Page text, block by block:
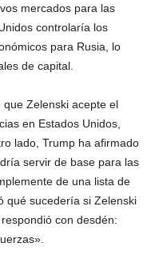
mercados para las
controlaría los
para Rusia, lo
de capital.
Zelenski acepte el
en Estados Unidos,
lado, Trump ha afirmado
servir de base para las
de una lista de
qué sucedería si Zelenski
con desdén: